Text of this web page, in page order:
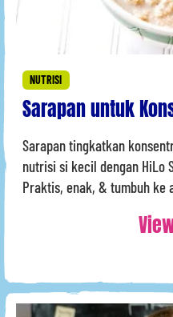
NUTRISI
Sarapan untuk
Sarapan tingkatkan
nutrisi si kecil dengan HiLo
Praktis, enak, & tumbuh ke